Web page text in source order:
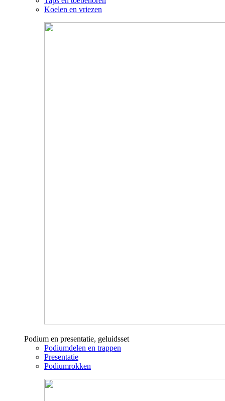
Koelen en vriezen
Podium en presentatie, geluidsset
Podiumdelen en trappen
Presentatie
Podiumrokken